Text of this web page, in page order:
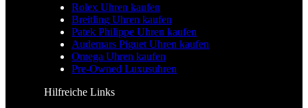
Rolex Uhren kaufen
Breitling Uhren kaufen
Patek Philippe Uhren kaufen
Audemars Piguet Uhren kaufen
Omega Uhren kaufen
Pre-Owned Luxusuhren
Hilfreiche Links